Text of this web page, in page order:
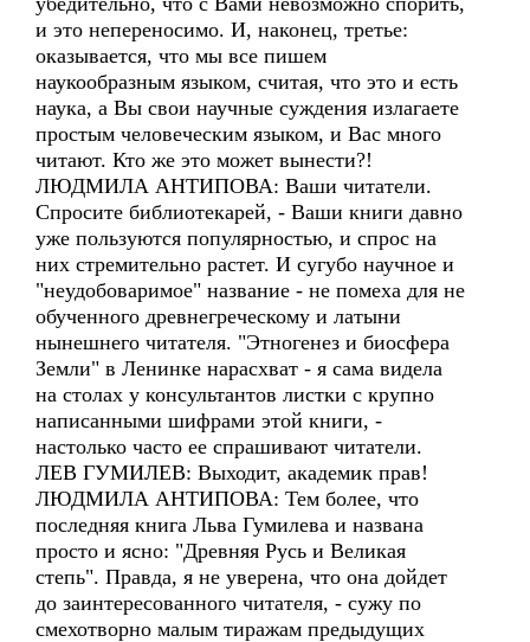
и это непереносимо. И, наконец, третье:
оказывается, что мы все пишем
наукообразным языком, считая, что это и есть
наука, а Вы свои научные суждения излагаете
простым человеческим языком, и Вас много
читают. Кто же это может вынести?!
ЛЮДМИЛА АНТИПОВА: Ваши читатели.
Спросите библиотекарей, - Ваши книги давно
уже пользуются популярностью, и спрос на
них стремительно растет. И сугубо научное и
"неудобоваримое" название - не помеха для не
обученного древнегреческому и латыни
нынешнего читателя. "Этногенез и биосфера
Земли" в Ленинке нарасхват - я сама видела
на столах у консультантов листки с крупно
написанными шифрами этой книги, -
настолько часто ее спрашивают читатели.
ЛЕВ ГУМИЛЕВ: Выходит, академик прав!
ЛЮДМИЛА АНТИПОВА: Тем более, что
последняя книга Льва Гумилева и названа
просто и ясно: "Древняя Русь и Великая
степь". Правда, я не уверена, что она дойдет
до заинтересованного читателя, - сужу по
смехотворно малым тиражам предыдущих